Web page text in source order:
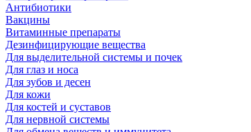
Антибиотики
Вакцины
Витаминные препараты
Дезинфицирующие вещества
Для выделительной системы и почек
Для глаз и носа
Для зубов и десен
Для кожи
Для костей и суставов
Для нервной системы